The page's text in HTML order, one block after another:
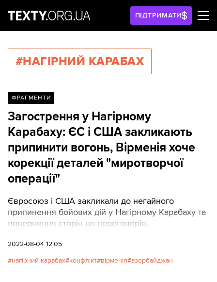
ПІДТРИМАТИ
#НАГІРНИЙ КАРАБАХ
ФРАГМЕНТИ
Загострення у Нагірному
Карабаху: ЄС і США закликають
припинити вогонь, Вірменія хоче
корекції деталей "миротворчої
операції"
Євросоюз і США закликали до негайного
припинення бойових дій у Нагірному Карабаху та
повернення сторін до переговорів.
2022-08-04 12:05
нагірний карабах конфлікт вірменія азербайджан